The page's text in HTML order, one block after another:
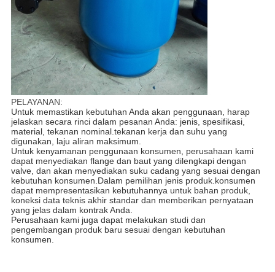
PELAYANAN:
Untuk memastikan kebutuhan Anda akan penggunaan, harap
jelaskan secara rinci dalam pesanan Anda: jenis, spesifikasi,
material, tekanan nominal.tekanan kerja dan suhu yang
digunakan, laju aliran maksimum.
Untuk kenyamanan penggunaan konsumen, perusahaan kami
dapat menyediakan flange dan baut yang dilengkapi dengan
valve, dan akan menyediakan suku cadang yang sesuai dengan
kebutuhan konsumen.Dalam pemilihan jenis produk.konsumen
dapat mempresentasikan kebutuhannya untuk bahan produk,
koneksi data teknis akhir standar dan memberikan pernyataan
yang jelas dalam kontrak Anda.
Perusahaan kami juga dapat melakukan studi dan
pengembangan produk baru sesuai dengan kebutuhan
konsumen.